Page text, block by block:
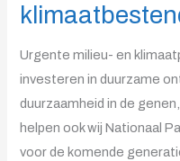
Urgente milieu- en
investeren in duurzame
duurzaamheid in de
helpen ook wij Nationaal
voor de komende
terugbrengen
in
het
bos.
Pasman
partner